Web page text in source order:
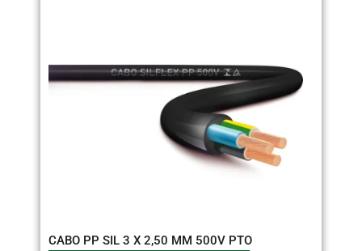
CABO PP SIL 3 X 2,50 MM 500V PTO